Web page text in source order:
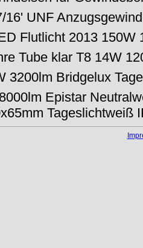
16' UNF
Flutlicht 2013 150W
Tube klar T8 14W
3200lm Bridgelux
Epistar
Tageslichtweiß